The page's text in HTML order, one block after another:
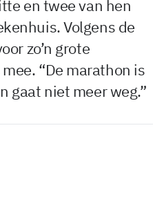
en twee van hen
Volgens de
zo’n grote
“De marathon is
gaat niet meer weg.”